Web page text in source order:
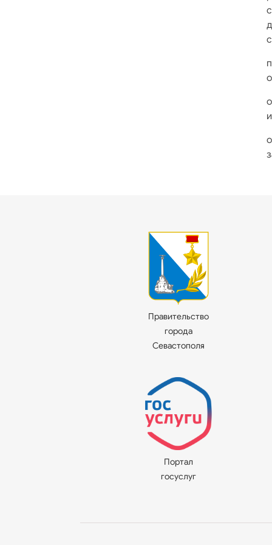
Правительство
города
Севастополя
Портал
госуслуг